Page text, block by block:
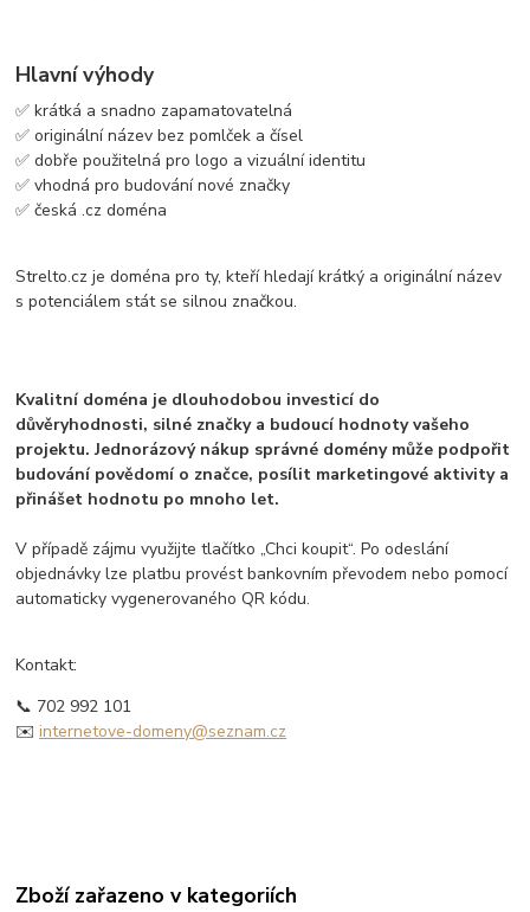
Hlavní výhody
✅ krátká a snadno zapamatovatelná
✅ originální název bez pomlček a čísel
✅ dobře použitelná pro logo a vizuální identitu
✅ vhodná pro budování nové značky
✅ česká .cz doména
Strelto.cz je doména pro ty, kteří hledají krátký a originální název
s potenciálem stát se silnou značkou.
Kvalitní doména je dlouhodobou investicí do
důvěryhodnosti, silné značky a budoucí hodnoty vašeho
projektu. Jednorázový nákup správné domény může podpořit
budování povědomí o značce, posílit marketingové aktivity a
přinášet hodnotu po mnoho let.
V případě zájmu využijte tlačítko „Chci koupit“. Po odeslání
objednávky lze platbu provést bankovním převodem nebo pomocí
automaticky vygenerovaného QR kódu.
Kontakt:
📞 702 992 101
✉️internetove-domeny@seznam.cz
Zboží zařazeno v kategoriích